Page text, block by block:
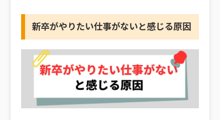
新卒がやりたい仕事がないと感じる原因